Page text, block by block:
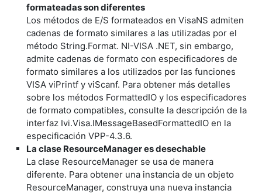
formateadas son diferentes
Los métodos de E/S formateados en VisaNS admiten
cadenas de formato similares a las utilizadas por el
método String.Format. NI-VISA .NET, sin embargo,
admite cadenas de formato con especificadores de
formato similares a los utilizados por las funciones
VISA viPrintf y viScanf. Para obtener más detalles
sobre los métodos FormattedIO y los especificadores
de formato compatibles, consulte la descripción de la
interfaz Ivi.Visa.IMessageBasedFormattedIO en la
especificación VPP-4.3.6.
La clase ResourceManager es desechable
La clase ResourceManager se usa de manera
diferente. Para obtener una instancia de un objeto
ResourceManager, construya una nueva instancia